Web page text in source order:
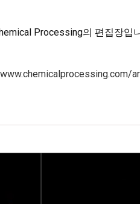
Processing의 편집장입